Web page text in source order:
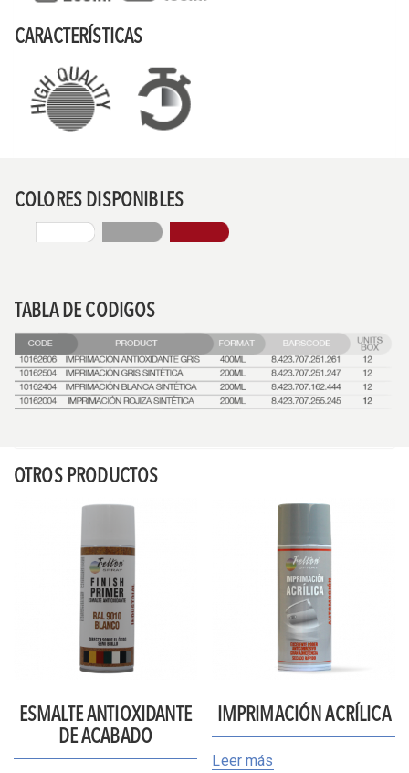
CARACTERÍSTICAS
COLORES DISPONIBLES
TABLA DE CODIGOS
OTROS PRODUCTOS
ESMALTE ANTIOXIDANTE
DE ACABADO
IMPRIMACIÓN ACRÍLICA
Leer más